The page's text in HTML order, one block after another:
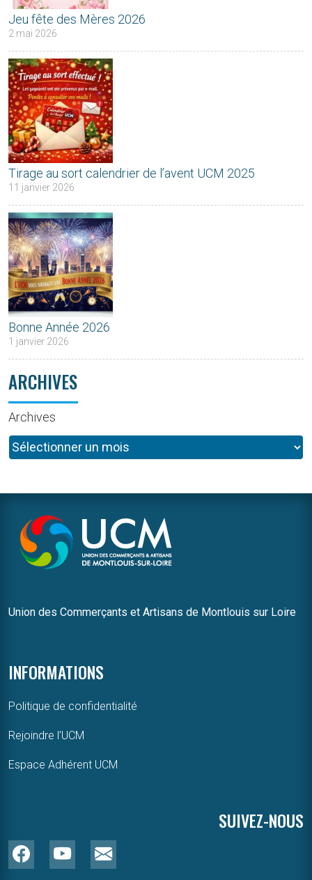
Jeu fête des Mères 2026
2 mai 2026
Tirage au sort calendrier de l’avent UCM 2025
11 janvier 2026
Bonne Année 2026
1 janvier 2026
ARCHIVES
Archives
Union des Commerçants et Artisans de Montlouis sur Loire
INFORMATIONS
Politique de confidentialité
Rejoindre l’UCM
Espace Adhérent UCM
SUIVEZ-NOUS